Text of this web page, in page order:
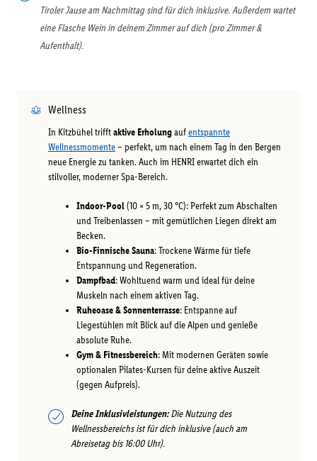
Tiroler Jause am Nachmittag sind für dich inklusive. Außerdem wartet
eine Flasche Wein in deinem Zimmer auf dich (pro Zimmer &
Aufenthalt).
Wellness
In Kitzbühel trifftaktive Erholungaufentspannte
Wellnessmomente– perfekt, um nach einem Tag in den Bergen
neue Energie zu tanken. Auch im HENRI erwartet dich ein
stilvoller, moderner Spa-Bereich.
Indoor-Pool(10 × 5 m, 30 °C): Perfekt zum Abschalten
und Treibenlassen – mit gemütlichen Liegen direkt am
Becken.
Bio-Finnische Sauna: Trockene Wärme für tiefe
Entspannung und Regeneration.
Dampfbad: Wohltuend warm und ideal für deine
Muskeln nach einem aktiven Tag.
Ruheoase & Sonnenterrasse: Entspanne auf
Liegestühlen mit Blick auf die Alpen und genieße
absolute Ruhe.
Gym & Fitnessbereich: Mit modernen Geräten sowie
optionalen Pilates-Kursen für deine aktive Auszeit
(gegen Aufpreis).
Deine Inklusivleistungen:Die Nutzung des
Wellnessbereichs ist für dich inklusive (auch am
Abreisetag bis 16:00 Uhr).